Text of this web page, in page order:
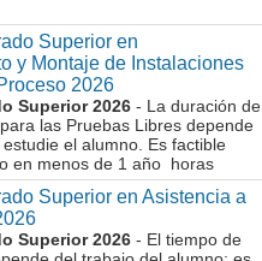
Superior en
y Montaje de Instalaciones
2026
Superior 2026 - La duración de
las Pruebas Libres depende
el alumno. Es factible
en menos de 1 año horas
Superior en Asistencia a
Superior 2026 - El tiempo de